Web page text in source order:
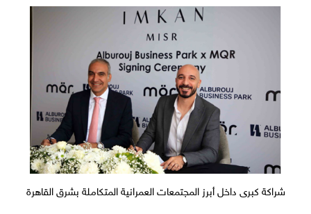
شراكة كبرى داخل أبرز المجتمعات العمرانية المتكاملة بشرق القاهرة